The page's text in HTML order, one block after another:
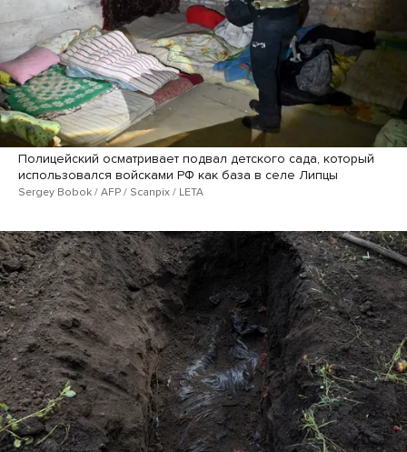
Полицейский осматривает подвал детского сада, который
использовался войсками РФ как база в селе Липцы
Sergey Bobok / AFP / Scanpix / LETA